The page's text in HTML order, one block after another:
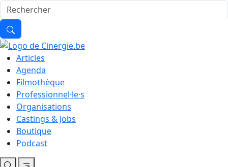
Articles
Agenda
Filmothèque
Professionnel·le·s
Organisations
Castings & Jobs
Boutique
Podcast